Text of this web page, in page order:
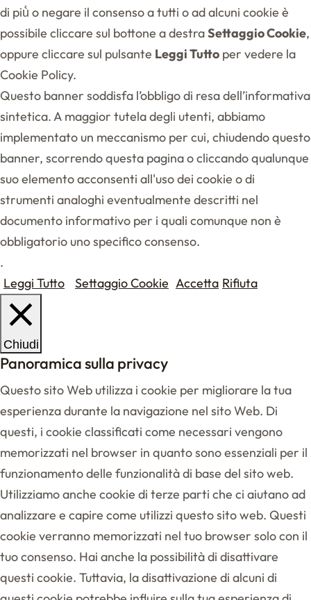
di più̀ o negare il consenso a tutti o ad alcuni cookie è
possibile cliccare sul bottone a destraSettaggio Cookie,
oppure cliccare sul pulsante Leggi Tutto per vedere la
Cookie Policy.
Questo banner soddisfa l’obbligo di resa dell’informativa
sintetica. A maggior tutela degli utenti, abbiamo
implementato un meccanismo per cui, chiudendo questo
banner, scorrendo questa pagina o cliccando qualunque
suo elemento acconsenti all'uso dei cookie o di
strumenti analoghi eventualmente descritti nel
documento informativo per i quali comunque non è
obbligatorio uno specifico consenso.
.
Leggi Tutto
Settaggio Cookie Accetta Rifiuta
Chiudi
Panoramica sulla privacy
Questo sito Web utilizza i cookie per migliorare la tua
esperienza durante la navigazione nel sito Web. Di
questi, i cookie classificati come necessari vengono
memorizzati nel browser in quanto sono essenziali per il
funzionamento delle funzionalità di base del sito web.
Utilizziamo anche cookie di terze parti che ci aiutano ad
analizzare e capire come utilizzi questo sito web. Questi
cookie verranno memorizzati nel tuo browser solo con il
tuo consenso. Hai anche la possibilità di disattivare
questi cookie. Tuttavia, la disattivazione di alcuni di